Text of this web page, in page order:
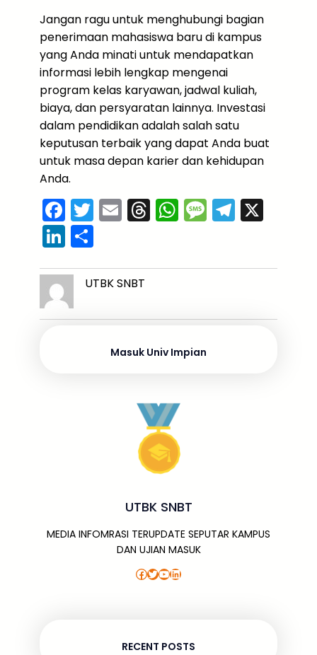
Jangan ragu untuk menghubungi bagian
penerimaan mahasiswa baru di kampus
yang Anda minati untuk mendapatkan
informasi lebih lengkap mengenai
program kelas karyawan, jadwal kuliah,
biaya, dan persyaratan lainnya. Investasi
dalam pendidikan adalah salah satu
keputusan terbaik yang dapat Anda buat
untuk masa depan karier dan kehidupan
Anda.
F
a
c
e
b
o
T
w
er
E
m
l
T
hr
a
s
W
h
ts
p
p
M
e
s
g
T
el
gr
m
Li
n
k
e
dI
ar
UTBK SNBT
Masuk Univ Impian
UTBK SNBT
MEDIA INFOMRASI TERUPDATE SEPUTAR KAMPUS
DAN UJIAN MASUK
Facebook Twitter YouTube LinkedIn
RECENT POSTS